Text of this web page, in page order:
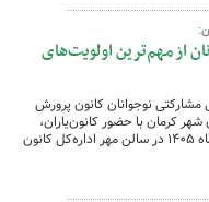
از مهم‌ترین اولویت‌های
نوجوانان کانون پرورش
کرمان با حضور کانون‌یاران،
مدیرکل کانون و کارشناسان فرهنگی، سه‌شنبه ۶ مردادماه ۱۴۰۵ در سالن مهر اداره‌کل کانون